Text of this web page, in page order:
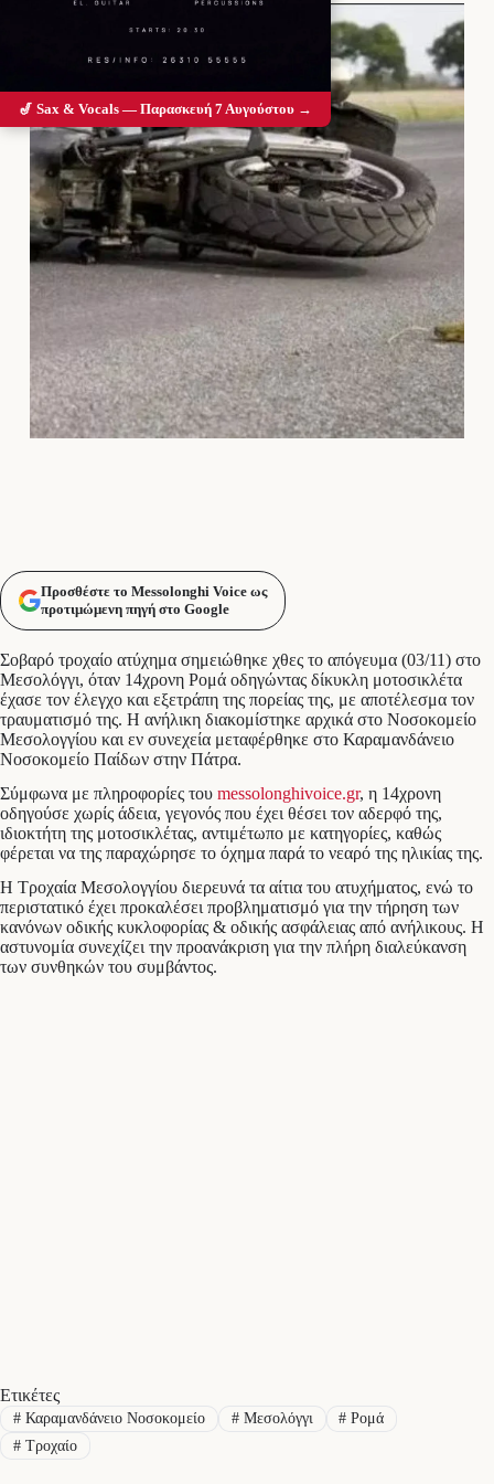
Προσθέστε το Messolonghi Voice ως
προτιμώμενη πηγή στο Google
Σοβαρό τροχαίο ατύχημα σημειώθηκε χθες το απόγευμα (03/11) στο
Μεσολόγγι, όταν 14χρονη Ρομά οδηγώντας δίκυκλη μοτοσικλέτα
έχασε τον έλεγχο και εξετράπη της πορείας της, με αποτέλεσμα τον
τραυματισμό της. Η ανήλικη διακομίστηκε αρχικά στο Νοσοκομείο
Μεσολογγίου και εν συνεχεία μεταφέρθηκε στο Καραμανδάνειο
Νοσοκομείο Παίδων στην Πάτρα.
Σύμφωνα με πληροφορίες του messolonghivoice.gr, η 14χρονη
οδηγούσε χωρίς άδεια, γεγονός που έχει θέσει τον αδερφό της,
ιδιοκτήτη της μοτοσικλέτας, αντιμέτωπο με κατηγορίες, καθώς
φέρεται να της παραχώρησε το όχημα παρά το νεαρό της ηλικίας της.
Η Τροχαία Μεσολογγίου διερευνά τα αίτια του ατυχήματος, ενώ το
περιστατικό έχει προκαλέσει προβληματισμό για την τήρηση των
κανόνων οδικής κυκλοφορίας & οδικής ασφάλειας από ανήλικους. Η
αστυνομία συνεχίζει την προανάκριση για την πλήρη διαλεύκανση
των συνθηκών του συμβάντος.
Ετικέτες
#Καραμανδάνειο Νοσοκομείο #Μεσολόγγι # Ρομά
#Τροχαίο
🎷 Sax & Vocals — Παρασκευή 7 Αυγούστου →